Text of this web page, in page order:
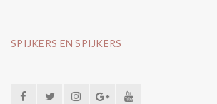
SPIJKERS EN SPIJKERS